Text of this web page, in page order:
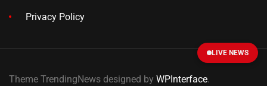
Privacy Policy
Theme TrendingNews designed by WPInterface.
LIVE NEWS